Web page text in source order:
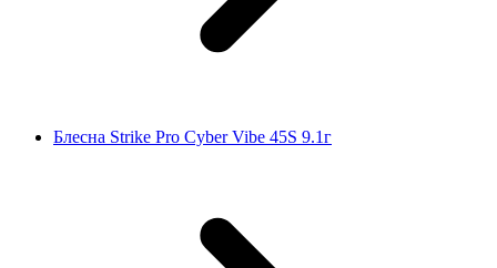
Блесна Strike Pro Cyber Vibe 45S 9.1г